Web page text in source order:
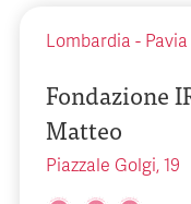
Lombardia - Pavia
Fondazione
Matteo
Piazzale Golgi, 19